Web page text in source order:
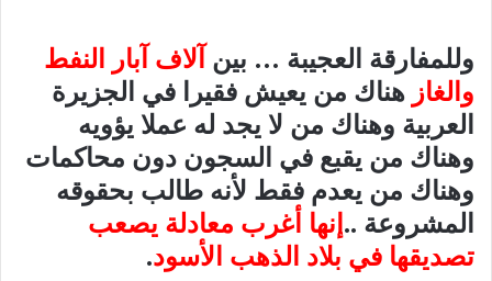
وللمفارقة العجيبة … بينآلاف آبار النفط
والغاز هناك من يعيش فقيرا في الجزيرة
العربية وهناك من لا يجد له عملا يؤويه
وهناك من يقبع في السجون دون محاكمات
وهناك من يعدم فقط لأنه طالب بحقوقه
المشروعة ..إنها أغرب معادلة يصعب
تصديقها في بلاد الذهب الأسود.